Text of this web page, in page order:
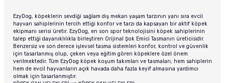
EzyDog, köpeklerin sevdiği sağlam dış mekan yaşam tarzının yanı sıra evcil
hayvan sahiplerinin tercih ettiği konfor ve tarzı da kapsayan bir aktif köpek
ekipmanı serisi üretir. EzyDog, en son spor teknolojisini köpek sahiplerinin
talep ettiği dayanıklılıkla birleştiren Orijinal Şok Emici Tasmanın üreticisidir.
Benzersiz ve son derece işlevsel tasma sistemleri konfor, kontrol ve güvenlik
için tasarlanmış olup, çeken veya eğitim gören köpeklere özel önem
verilmektedir. Tüm EzyDog köpek koşum takımları ve tasmaları, hem sahiplerin
hem de evcil hayvanların açık havada daha fazla keyif almasına yardımcı
olmak için tasarlanmıştır.